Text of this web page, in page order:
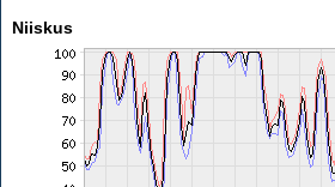
Niiskus